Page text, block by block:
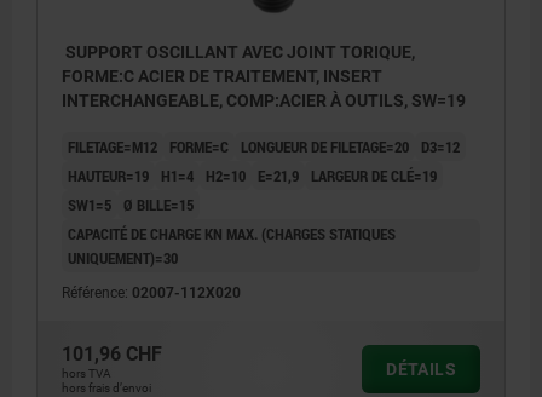
SUPPORT OSCILLANT AVEC JOINT TORIQUE,
FORME:C ACIER DE TRAITEMENT, INSERT
INTERCHANGEABLE, COMP:ACIER À OUTILS, SW=19
FILETAGE=M12 FORME=C LONGUEUR DE FILETAGE=20
D3=12
HAUTEUR=19
H1=4 H2=10 E=21,9
LARGEUR DE CLÉ=19
SW1=5
Ø BILLE=15
CAPACITÉ DE CHARGE KN MAX. (CHARGES STATIQUES
UNIQUEMENT)=30
Référence: 02007-112X020
101,96 CHF
hors TVA
hors frais d’envoi
DÉTAILS